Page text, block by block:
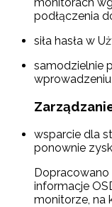
podłączenia
siła hasła w
samodzielnie
wsparcie dla
ponownie
Dopracowano
informacje
monitorze, na